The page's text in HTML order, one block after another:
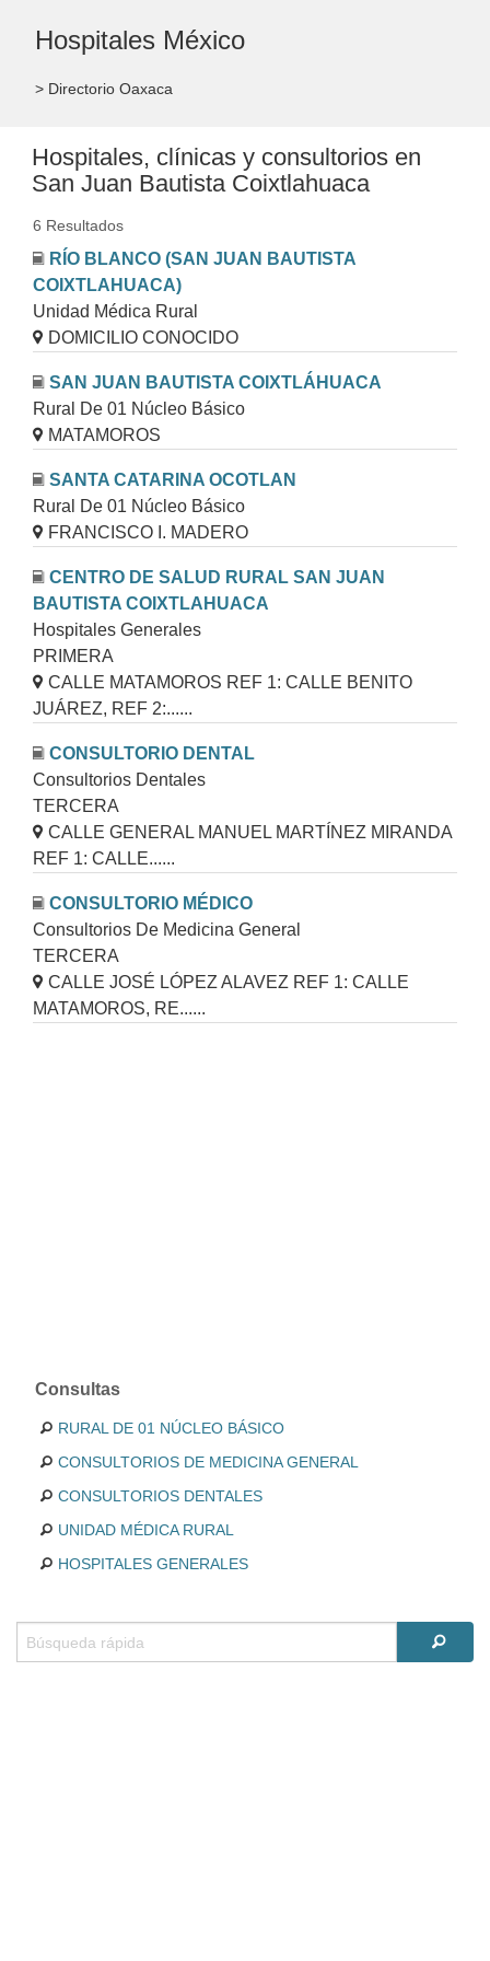
Hospitales México
> Directorio Oaxaca
Hospitales, clínicas y consultorios en
San Juan Bautista Coixtlahuaca
6 Resultados
RÍO BLANCO (SAN JUAN BAUTISTA
COIXTLAHUACA)
Unidad Médica Rural
DOMICILIO CONOCIDO
SAN JUAN BAUTISTA COIXTLÁHUACA
Rural De 01 Núcleo Básico
MATAMOROS
SANTA CATARINA OCOTLAN
Rural De 01 Núcleo Básico
FRANCISCO I. MADERO
CENTRO DE SALUD RURAL SAN JUAN
BAUTISTA COIXTLAHUACA
Hospitales Generales
PRIMERA
CALLE MATAMOROS REF 1: CALLE BENITO
JUÁREZ, REF 2:......
CONSULTORIO DENTAL
Consultorios Dentales
TERCERA
CALLE GENERAL MANUEL MARTÍNEZ MIRANDA
REF 1: CALLE......
CONSULTORIO MÉDICO
Consultorios De Medicina General
TERCERA
CALLE JOSÉ LÓPEZ ALAVEZ REF 1: CALLE
MATAMOROS, RE......
Consultas
RURAL DE 01 NÚCLEO BÁSICO
CONSULTORIOS DE MEDICINA GENERAL
CONSULTORIOS DENTALES
UNIDAD MÉDICA RURAL
HOSPITALES GENERALES